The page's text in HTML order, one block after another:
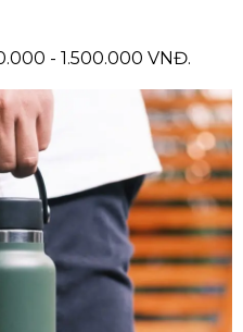
- 1.500.000 VNĐ.